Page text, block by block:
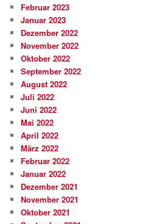
Februar 2023
Januar 2023
Dezember 2022
November 2022
Oktober 2022
September 2022
August 2022
Juli 2022
Juni 2022
Mai 2022
April 2022
März 2022
Februar 2022
Januar 2022
Dezember 2021
November 2021
Oktober 2021